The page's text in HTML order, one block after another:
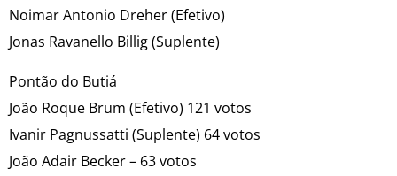
Noimar Antonio Dreher (Efetivo)
Jonas Ravanello Billig (Suplente)
Pontão do Butiá
João Roque Brum (Efetivo) 121 votos
Ivanir Pagnussatti (Suplente) 64 votos
João Adair Becker – 63 votos